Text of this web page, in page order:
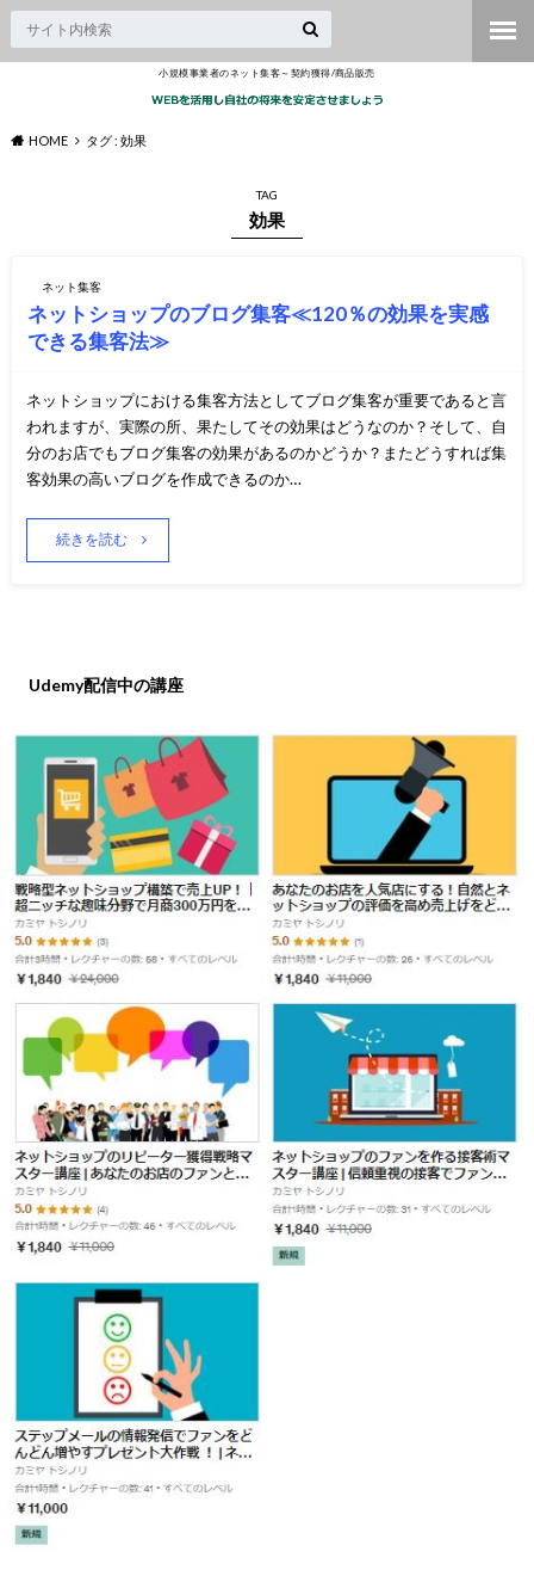
小規模事業者のネット集客～契約獲得/商品販売
HOME タグ : 効果
TAG
効果
ネット集客
ネットショップのブログ集客≪120％の効果を実感
できる集客法≫
ネットショップにおける集客方法としてブログ集客が重要であると言
われますが、実際の所、果たしてその効果はどうなのか？そして、自
分のお店でもブログ集客の効果があるのかどうか？またどうすれば集
客効果の高いブログを作成できるのか…
続きを読む
Udemy配信中の講座